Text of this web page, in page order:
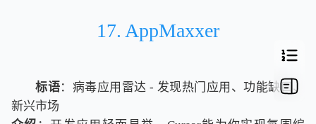
17. AppMaxxer
标语：病毒应用雷达 - 发现热门应用、功能缺口、
新兴市场